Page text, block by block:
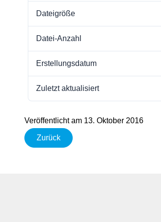
Dateigröße
Datei-Anzahl
Erstellungsdatum
Zuletzt aktualisiert
Veröffentlicht am 13. Oktober 2016
Zurück